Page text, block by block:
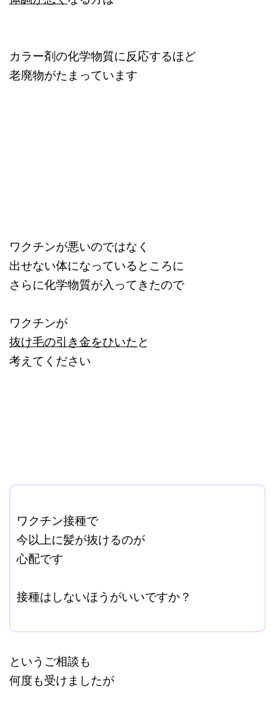
カラー剤の化学物質に反応するほど
老廃物がたまっています
ワクチンが悪いのではなく
出せない体になっているところに
さらに化学物質が入ってきたので
ワクチンが
抜け毛の引き金をひいたと
考えてください
ワクチン接種で
今以上に髪が抜けるのが
心配です
接種はしないほうがいいですか？
というご相談も
何度も受けましたが